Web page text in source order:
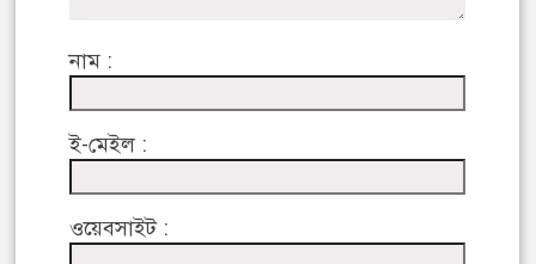
নাম :
ই-মেইল :
ওয়েবসাইট :